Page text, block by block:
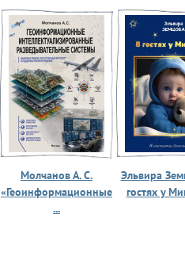
Молчанов А. С.
«Геоинформационные
...
Эльвира
гостях у